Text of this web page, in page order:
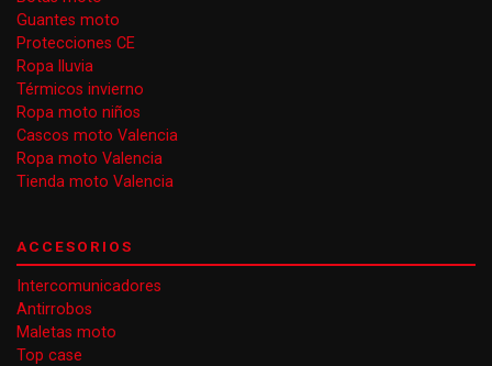
Guantes moto
Protecciones CE
Ropa lluvia
Térmicos invierno
Ropa moto niños
Cascos moto Valencia
Ropa moto Valencia
Tienda moto Valencia
ACCESORIOS
Intercomunicadores
Antirrobos
Maletas moto
Top case